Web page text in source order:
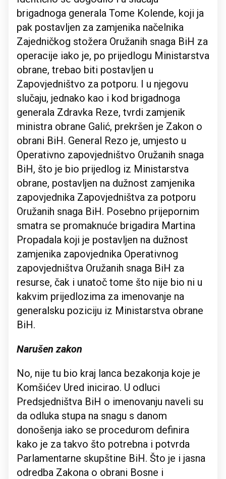
brigadnoga generala Tome Kolende, koji ja
pak postavljen za zamjenika načelnika
Zajedničkog stožera Oružanih snaga BiH za
operacije iako je, po prijedlogu Ministarstva
obrane, trebao biti postavljen u
Zapovjedništvo za potporu. I u njegovu
slučaju, jednako kao i kod brigadnoga
generala Zdravka Reze, tvrdi zamjenik
ministra obrane Galić, prekršen je Zakon o
obrani BiH. General Rezo je, umjesto u
Operativno zapovjedništvo Oružanih snaga
BiH, što je bio prijedlog iz Ministarstva
obrane, postavljen na dužnost zamjenika
zapovjednika Zapovjedništva za potporu
Oružanih snaga BiH. Posebno prijepornim
smatra se promaknuće brigadira Martina
Propadala koji je postavljen na dužnost
zamjenika zapovjednika Operativnog
zapovjedništva Oružanih snaga BiH za
resurse, čak i unatoč tome što nije bio ni u
kakvim prijedlozima za imenovanje na
generalsku poziciju iz Ministarstva obrane
BiH.
Narušen zakon
No, nije tu bio kraj lanca bezakonja koje je
Komšićev Ured inicirao. U odluci
Predsjedništva BiH o imenovanju naveli su
da odluka stupa na snagu s danom
donošenja iako se procedurom definira
kako je za takvo što potrebna i potvrda
Parlamentarne skupštine BiH. Što je i jasna
odredba Zakona o obrani Bosne i